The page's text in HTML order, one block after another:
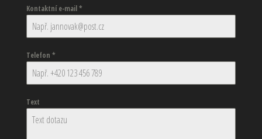
Kontaktní e-mail*
Telefon *
Text